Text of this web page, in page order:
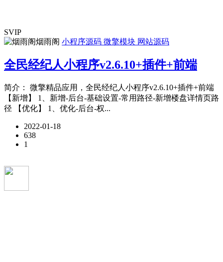
SVIP
烟雨阁 小程序源码 微擎模块 网站源码
全民经纪人小程序v2.6.10+插件+前端
简介： 微擎精品应用，全民经纪人小程序v2.6.10+插件+前端
【新增】 1、新增-后台-基础设置-常用路径-新增楼盘详情页路
径 【优化】 1、优化-后台-权...
2022-01-18
638
1